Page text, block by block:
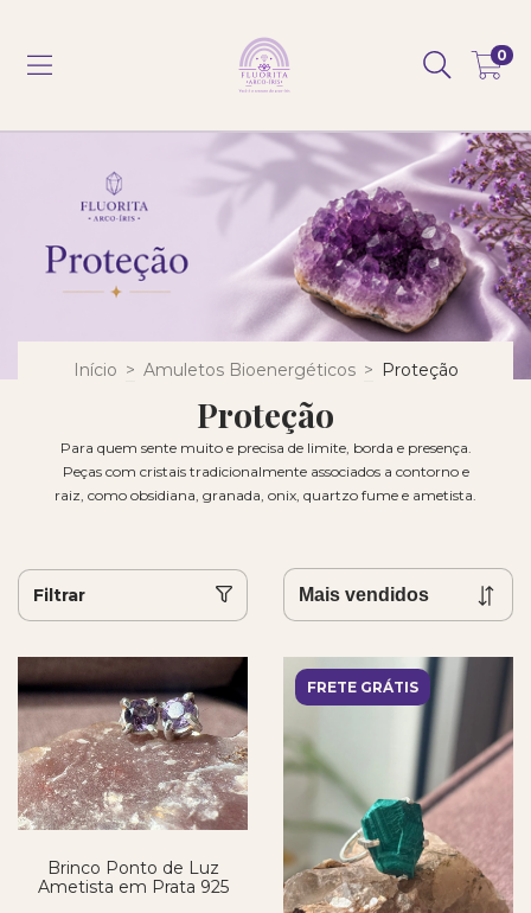
0
Início > Amuletos Bioenergéticos > Proteção
Proteção
Para quem sente muito e precisa de limite, borda e presença.
Peças com cristais tradicionalmente associados a contorno e
raiz, como obsidiana, granada, onix, quartzo fume e ametista.
Filtrar
Brinco Ponto de Luz
Ametista em Prata 925
FRETE GRÁTIS